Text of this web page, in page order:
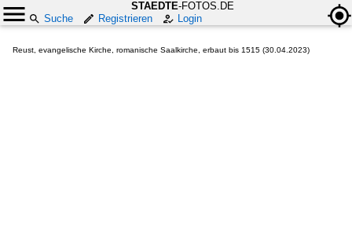
STAEDTE-FOTOS.DE
Suche
Registrieren Login
Reust, evangelische Kirche, romanische Saalkirche, erbaut bis 1515 (30.04.2023)